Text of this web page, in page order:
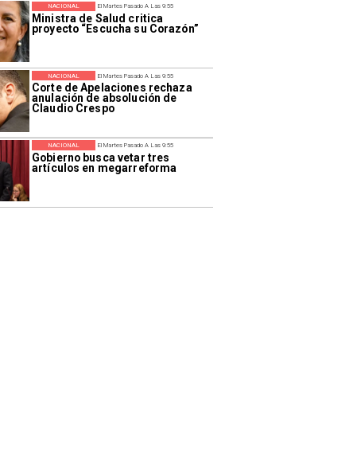
El Martes Pasado A Las 9:55
Ministra de Salud critica
proyecto “Escucha su Corazón”
NACIONAL
El Martes Pasado A Las 9:55
Corte de Apelaciones rechaza
anulación de absolución de
Claudio Crespo
NACIONAL
El Martes Pasado A Las 9:55
Gobierno busca vetar tres
artículos en megarreforma
NACIONAL